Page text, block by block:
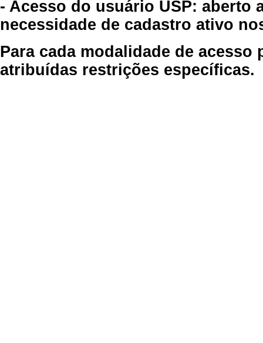
- Acesso do usuário USP: aberto
necessidade de cadastro ativo
Para cada modalidade de
atribuídas restrições específicas.